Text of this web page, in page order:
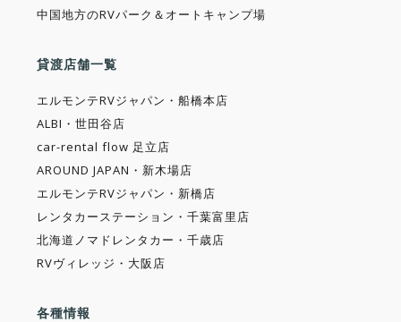
中国地方のRVパーク＆オートキャンプ場
貸渡店舗一覧
エルモンテRVジャパン・船橋本店
ALBI・世田谷店
car-rental flow 足立店
AROUND JAPAN・新木場店
エルモンテRVジャパン・新橋店
レンタカーステーション・千葉富里店
北海道ノマドレンタカー・千歳店
RVヴィレッジ・大阪店
各種情報